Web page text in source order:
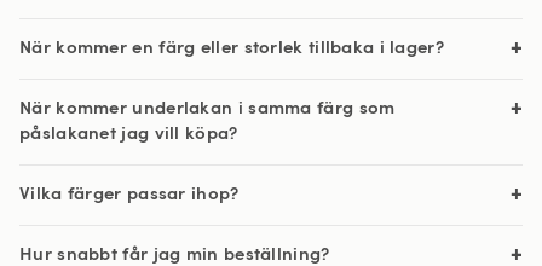
När kommer en färg eller storlek tillbaka i lager?
När kommer underlakan i samma färg som
påslakanet jag vill köpa?
Vilka färger passar ihop?
Hur snabbt får jag min beställning?